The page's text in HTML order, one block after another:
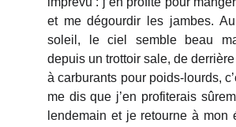
et me dégourdir les jambes.
soleil, le ciel semble beau
depuis un trottoir sale, de
à carburants pour poids-lourds,
me dis que j’en profiterais
lendemain et je retourne à mon